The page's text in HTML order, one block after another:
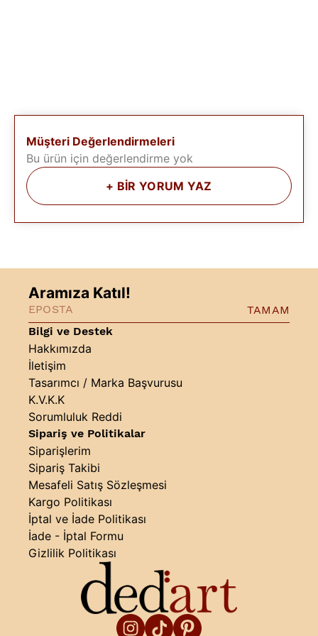
Müşteri Değerlendirmeleri
Bu ürün için değerlendirme yok
+ BİR YORUM YAZ
Bilgi ve Destek
Hakkımızda
İletişim
Tasarımcı / Marka Başvurusu
K.V.K.K
Sorumluluk Reddi
Sipariş ve Politikalar
Siparişlerim
Sipariş Takibi
Mesafeli Satış Sözleşmesi
Kargo Politikası
İptal ve İade Politikası
İade - İptal Formu
Gizlilik Politikası
Aramıza Katıl!
TAMAM